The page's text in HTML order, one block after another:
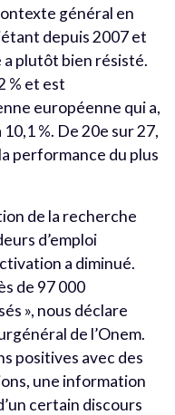
général en
depuis 2007 et
a plutôt bien résisté.
% et est
européenne qui a,
%. De 20e sur 27,
performance du plus
de la recherche
d’emploi
a diminué.
de 97 000
», nous déclare
de l’Onem.
positives avec des
une information
certain discours